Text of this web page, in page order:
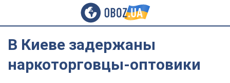
В Киеве задержаны
наркоторговцы-оптовики